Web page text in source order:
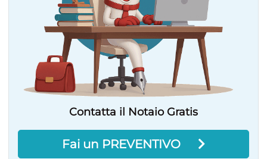
Contatta il Notaio Gratis
Fai un PREVENTIVO